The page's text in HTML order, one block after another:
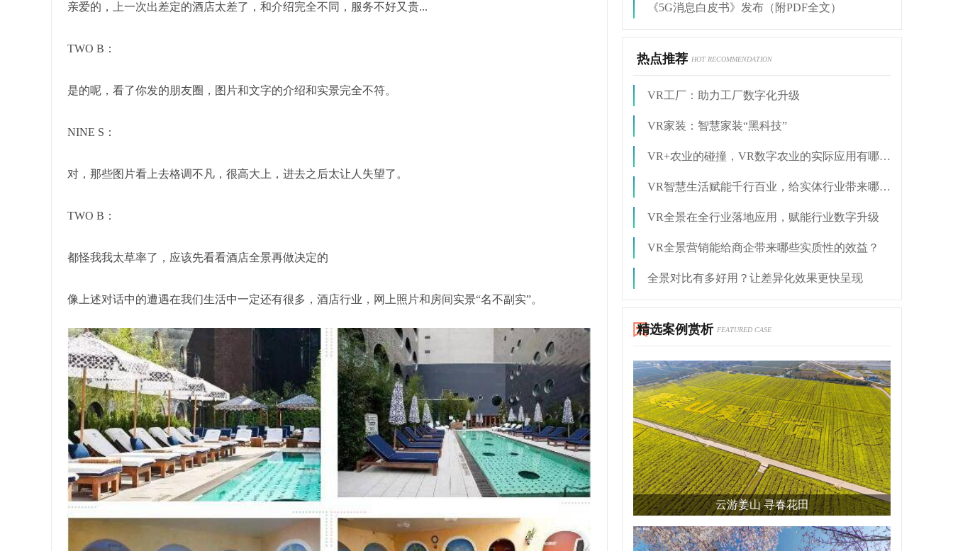
亲爱的，上一次出差定的酒店太差了，和介绍完全不同，服务不好又贵...
TWO B：
是的呢，看了你发的朋友圈，图片和文字的介绍和实景完全不符。
NINE S：
对，那些图片看上去格调不凡，很高大上，进去之后太让人失望了。
TWO B：
都怪我我太草率了，应该先看看酒店全景再做决定的
像上述对话中的遭遇在我们生活中一定还有很多，酒店行业，网上照片和房间实景“名不副实”。
《5G消息白皮书》发布（附PDF全文）
热点推荐 HOT RECOMMENDATION
VR工厂：助力工厂数字化升级
VR家装：智慧家装“黑科技”
VR+农业的碰撞，VR数字农业的实际应用有哪些？
VR智慧生活赋能千行百业，给实体行业带来哪些变化？
VR全景在全行业落地应用，赋能行业数字升级
VR全景营销能给商企带来哪些实质性的效益？
全景对比​有多好用？让差异化效果更快呈现
精选案例赏析 FEATURED CASE
云游姜山 寻春花田